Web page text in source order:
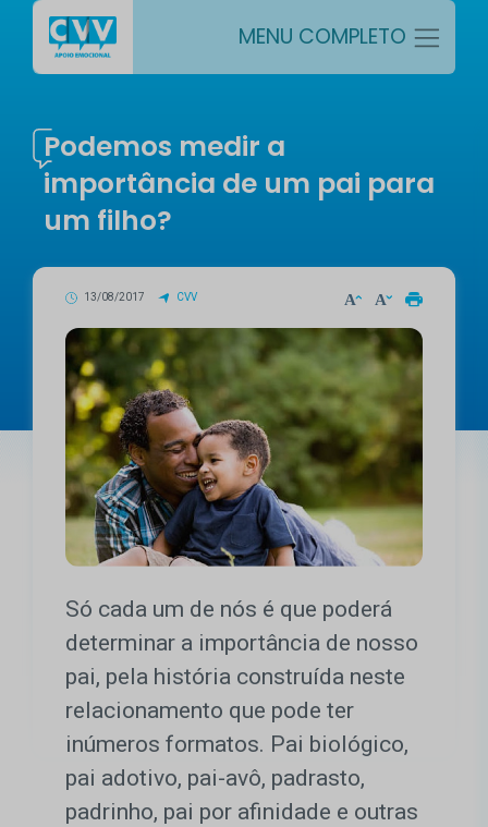
MENU COMPLETO
Podemos medir a
importância de um pai para
um filho?
13/08/2017 CVV
Só cada um de nós é que poderá
determinar a importância de nosso
pai, pela história construída neste
relacionamento que pode ter
inúmeros formatos. Pai biológico,
pai adotivo, pai-avô, padrasto,
padrinho, pai por afinidade e outras